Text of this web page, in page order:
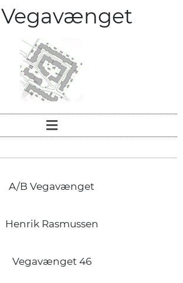
A/B Vegavænget
Henrik Rasmussen
Vegavænget 46